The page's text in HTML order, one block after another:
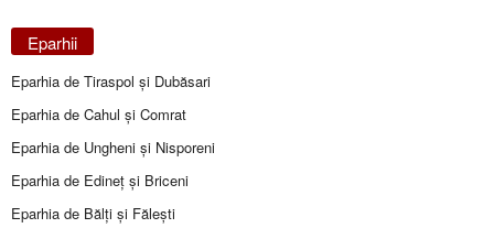
Eparhii
Eparhia de Tiraspol și Dubăsari
Eparhia de Cahul și Comrat
Eparhia de Ungheni și Nisporeni
Eparhia de Edineţ şi Briceni
Eparhia de Bălţi şi Făleşti